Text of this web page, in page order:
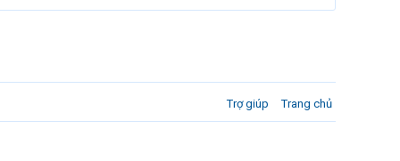
Trợ giúp Trang chủ